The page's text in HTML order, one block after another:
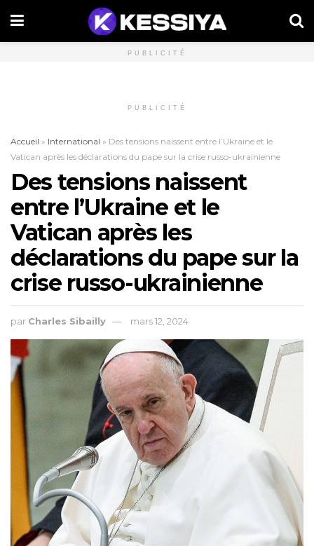
PUBLICITÉ
PUBLICITÉ
Accueil » International » Des tensions naissent entre l’Ukraine et le
Vatican après les déclarations du pape sur la crise russo-ukrainienne
Des tensions naissent
entre l’Ukraine et le
Vatican après les
déclarations du pape sur la
crise russo-ukrainienne
par Charles Sibailly mars 12, 2024